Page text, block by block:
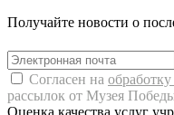
Получайте новости о
Согласен на
рассылок от Музея
Оценка качества услуг